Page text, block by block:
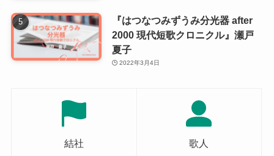
『はつなつみずうみ分光器 after
2000 現代短歌クロニクル』瀬戸
夏子
2022年3月4日
結社 歌人